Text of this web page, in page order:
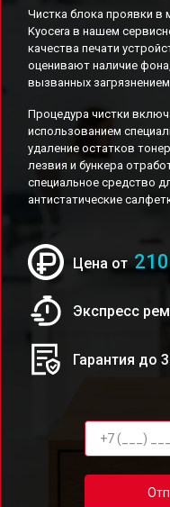
Чистка блока проявки в
Kyocera в нашем
качества печати
оценивают наличие
вызванных
Процедура чистки
использованием
удаление остатков
лезвия и бункера
специальное средство
антистатические
Цена от
Экспресс
Гарантия до